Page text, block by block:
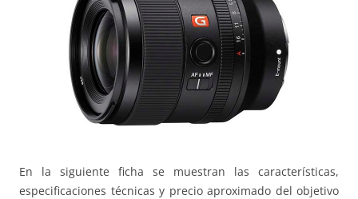
En la siguiente ficha se muestran las características,
especificaciones técnicas y precio aproximado del objetivo